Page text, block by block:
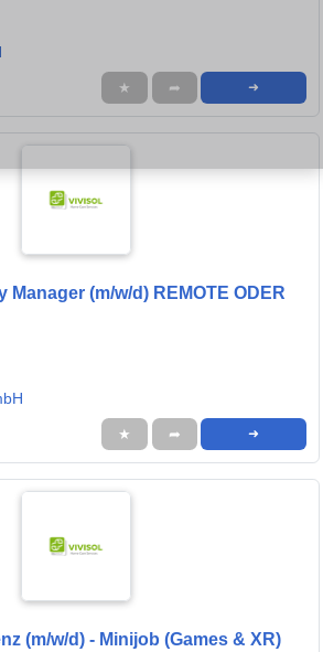
★ ➦ ➜
Manager (m/w/d) REMOTE ODER
★ ➦ ➜
(m/w/d) - Minijob (Games & XR)